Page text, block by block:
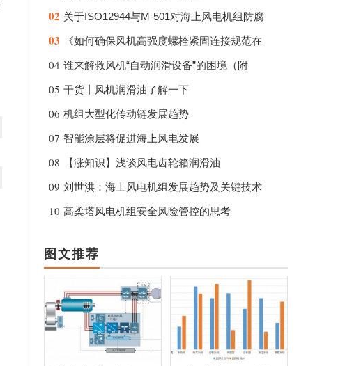
02 关于ISO12944与M-501对海上风电机组防腐
03 《如何确保风机高强度螺栓紧固连接规范在
04 谁来解救风机“自动润滑设备”的困境（附
05 干货丨风机润滑油了解一下
06 机组大型化传动链发展趋势
07 智能涂层将促进海上风电发展
08 【涨知识】浅谈风电齿轮箱润滑油
09 刘世洪：海上风电机组发展趋势及关键技术
10 高柔塔风电机组安全风险管控的思考
图文推荐